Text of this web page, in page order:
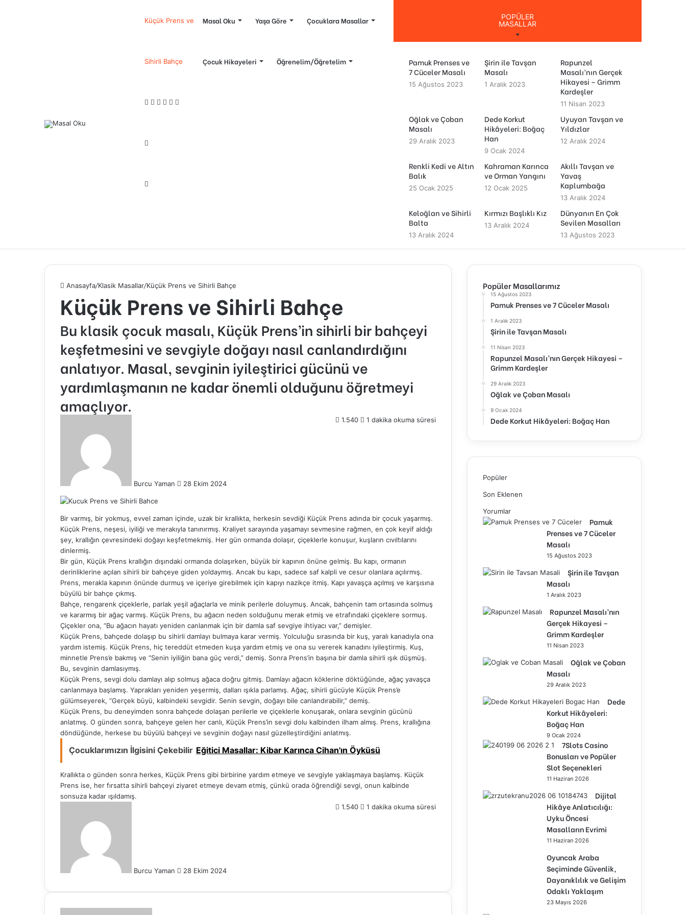
Küçük Prens ve
Sihirli Bahçe
Facebook
Twitter
LinkedIn
Pinterest
Messenger
Messenger
Previous
post
Next
Masal Oku Yaşa Göre Çocuklara Masallar
Çocuk Hikayeleri Öğrenelim/Öğretelim
POPÜLER
MASALLAR
Pamuk Prenses ve
7 Cüceler Masalı
15 Ağustos 2023
Şirin ile Tavşan
Masalı
1 Aralık 2023
Rapunzel
Masalı’nın Gerçek
Hikayesi – Grimm
Kardeşler
11 Nisan 2023
Oğlak ve Çoban
Masalı
29 Aralık 2023
Dede Korkut
Hikâyeleri: Boğaç
Han
9 Ocak 2024
Uyuyan Tavşan ve
Yıldızlar
12 Aralık 2024
Renkli Kedi ve Altın
Balık
25 Ocak 2025
Kahraman Karınca
ve Orman Yangını
12 Ocak 2025
Akıllı Tavşan ve
Yavaş
Kaplumbağa
13 Aralık 2024
Keloğlan ve Sihirli
Balta
13 Aralık 2024
Kırmızı Başlıklı Kız
13 Aralık 2024
Dünyanın En Çok
Sevilen Masalları
13 Ağustos 2023
Anasayfa/Klasik Masallar/Küçük Prens ve Sihirli Bahçe
Küçük Prens ve Sihirli Bahçe
Bu klasik çocuk masalı, Küçük Prens’in sihirli bir bahçeyi
keşfetmesini ve sevgiyle doğayı nasıl canlandırdığını
anlatıyor. Masal, sevginin iyileştirici gücünü ve
yardımlaşmanın ne kadar önemli olduğunu öğretmeyi
amaçlıyor.
Burcu Yaman 28 Ekim 2024
1.540 1 dakika okuma süresi
Bir varmış, bir yokmuş, evvel zaman içinde, uzak bir krallıkta, herkesin sevdiği Küçük Prens adında bir çocuk yaşarmış.
Küçük Prens, neşesi, iyiliği ve merakıyla tanınırmış. Kraliyet sarayında yaşamayı sevmesine rağmen, en çok keyif aldığı
şey, krallığın çevresindeki doğayı keşfetmekmiş. Her gün ormanda dolaşır, çiçeklerle konuşur, kuşların cıvıltılarını
dinlermiş.
Bir gün, Küçük Prens krallığın dışındaki ormanda dolaşırken, büyük bir kapının önüne gelmiş. Bu kapı, ormanın
derinliklerine açılan sihirli bir bahçeye giden yoldaymış. Ancak bu kapı, sadece saf kalpli ve cesur olanlara açılırmış.
Prens, merakla kapının önünde durmuş ve içeriye girebilmek için kapıyı nazikçe itmiş. Kapı yavaşça açılmış ve karşısına
büyülü bir bahçe çıkmış.
Bahçe, rengarenk çiçeklerle, parlak yeşil ağaçlarla ve minik perilerle doluymuş. Ancak, bahçenin tam ortasında solmuş
ve kararmış bir ağaç varmış. Küçük Prens, bu ağacın neden solduğunu merak etmiş ve etrafındaki çiçeklere sormuş.
Çiçekler ona, “Bu ağacın hayatı yeniden canlanmak için bir damla saf sevgiye ihtiyacı var,” demişler.
Küçük Prens, bahçede dolaşıp bu sihirli damlayı bulmaya karar vermiş. Yolculuğu sırasında bir kuş, yaralı kanadıyla ona
yardım istemiş. Küçük Prens, hiç tereddüt etmeden kuşa yardım etmiş ve ona su vererek kanadını iyileştirmiş. Kuş,
minnetle Prens’e bakmış ve “Senin iyiliğin bana güç verdi,” demiş. Sonra Prens’in başına bir damla sihirli ışık düşmüş.
Bu, sevginin damlasıymış.
Küçük Prens, sevgi dolu damlayı alıp solmuş ağaca doğru gitmiş. Damlayı ağacın köklerine döktüğünde, ağaç yavaşça
canlanmaya başlamış. Yaprakları yeniden yeşermiş, dalları ışıkla parlamış. Ağaç, sihirli gücüyle Küçük Prens’e
gülümseyerek, “Gerçek büyü, kalbindeki sevgidir. Senin sevgin, doğayı bile canlandırabilir,” demiş.
Küçük Prens, bu deneyimden sonra bahçede dolaşan perilerle ve çiçeklerle konuşarak, onlara sevginin gücünü
anlatmış. O günden sonra, bahçeye gelen her canlı, Küçük Prens’in sevgi dolu kalbinden ilham almış. Prens, krallığına
döndüğünde, herkese bu büyülü bahçeyi ve sevginin doğayı nasıl güzelleştirdiğini anlatmış.
Çocuklarımızın İlgisini Çekebilir Eğitici Masallar: Kibar Karınca Cihan'ın Öyküsü
Krallıkta o günden sonra herkes, Küçük Prens gibi birbirine yardım etmeye ve sevgiyle yaklaşmaya başlamış. Küçük
Prens ise, her fırsatta sihirli bahçeyi ziyaret etmeye devam etmiş, çünkü orada öğrendiği sevgi, onun kalbinde
sonsuza kadar ışıldamış.
Burcu Yaman 28 Ekim 2024
1.540 1 dakika okuma süresi
Popüler Masallarımız
15 Ağustos 2023
Pamuk Prenses ve 7 Cüceler Masalı
1 Aralık 2023
Şirin ile Tavşan Masalı
11 Nisan 2023
Rapunzel Masalı’nın Gerçek Hikayesi –
Grimm Kardeşler
29 Aralık 2023
Oğlak ve Çoban Masalı
9 Ocak 2024
Dede Korkut Hikâyeleri: Boğaç Han
Popüler
Son Eklenen
Yorumlar
Pamuk
Prenses ve 7 Cüceler
Masalı
15 Ağustos 2023
Şirin ile Tavşan
Masalı
1 Aralık 2023
Rapunzel Masalı’nın
Gerçek Hikayesi –
Grimm Kardeşler
11 Nisan 2023
Oğlak ve Çoban
Masalı
29 Aralık 2023
Dede
Korkut Hikâyeleri:
Boğaç Han
9 Ocak 2024
7Slots Casino
Bonusları ve Popüler
Slot Seçenekleri
11 Haziran 2026
Dijital
Hikâye Anlatıcılığı:
Uyku Öncesi
Masalların Evrimi
11 Haziran 2026
Oyuncak Araba
Seçiminde Güvenlik,
Dayanıklılık ve Gelişim
Odaklı Yaklaşım
23 Mayıs 2026